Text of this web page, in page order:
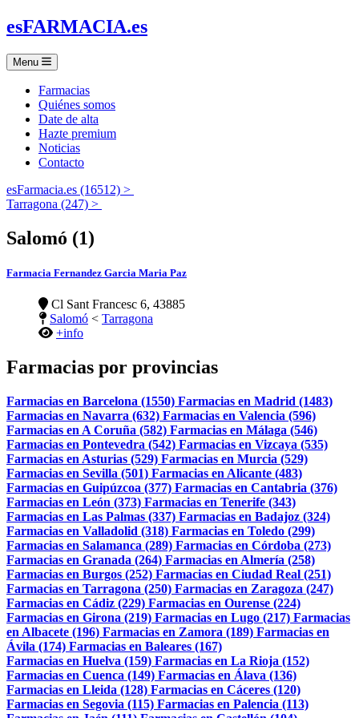
esFARMACIA.es
Menu
Farmacias
Quiénes somos
Date de alta
Hazte premium
Noticias
Contacto
esFarmacia.es (16512) >
Tarragona (247) >
Salomó (1)
Farmacia Fernandez Garcia Maria Paz
Cl Sant Francesc 6, 43885
Salomó < Tarragona
+info
Farmacias por provincias
Farmacias en Barcelona (1550) Farmacias en Madrid (1483)
Farmacias en Navarra (632) Farmacias en Valencia (596)
Farmacias en A Coruña (582) Farmacias en Málaga (546)
Farmacias en Pontevedra (542) Farmacias en Vizcaya (535)
Farmacias en Asturias (529) Farmacias en Murcia (529)
Farmacias en Sevilla (501) Farmacias en Alicante (483)
Farmacias en Guipúzcoa (377) Farmacias en Cantabria (376)
Farmacias en León (373) Farmacias en Tenerife (343)
Farmacias en Las Palmas (337) Farmacias en Badajoz (324)
Farmacias en Valladolid (318) Farmacias en Toledo (299)
Farmacias en Salamanca (289) Farmacias en Córdoba (273)
Farmacias en Granada (264) Farmacias en Almería (258)
Farmacias en Burgos (252) Farmacias en Ciudad Real (251)
Farmacias en Tarragona (250) Farmacias en Zaragoza (247)
Farmacias en Cádiz (229) Farmacias en Ourense (224)
Farmacias en Girona (219) Farmacias en Lugo (217) Farmacias
en Albacete (196) Farmacias en Zamora (189) Farmacias en
Ávila (174) Farmacias en Baleares (167)
Farmacias en Huelva (159) Farmacias en La Rioja (152)
Farmacias en Cuenca (149) Farmacias en Álava (136)
Farmacias en Lleida (128) Farmacias en Cáceres (120)
Farmacias en Segovia (115) Farmacias en Palencia (113)